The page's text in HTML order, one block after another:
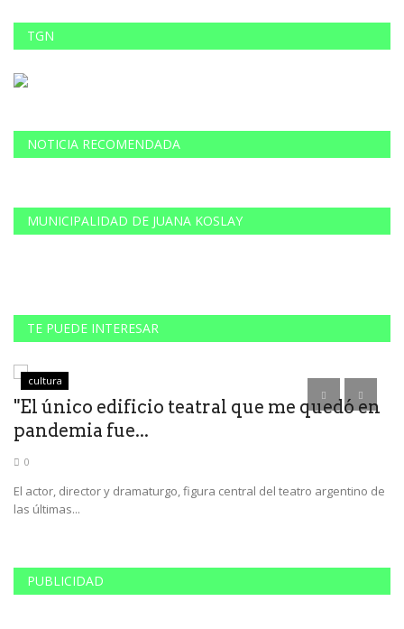
TGN
NOTICIA RECOMENDADA
MUNICIPALIDAD DE JUANA KOSLAY
TE PUEDE INTERESAR
cultura
"El único edificio teatral que me quedó en
pandemia fue...
0
El actor, director y dramaturgo, figura central del teatro argentino de
las últimas...
PUBLICIDAD